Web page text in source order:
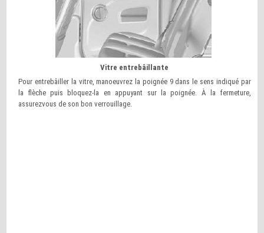
Vitre entrebâillante
Pour entrebâiller la vitre, manoeuvrez la poignée 9 dans le sens indiqué par
la flèche puis bloquez-la en appuyant sur la poignée. À la fermeture,
assurezvous de son bon verrouillage.